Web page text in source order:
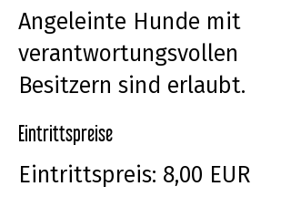
Angeleinte Hunde mit
verantwortungsvollen
Besitzern sind erlaubt.
Eintrittspreise
Eintrittspreis: 8,00 EUR